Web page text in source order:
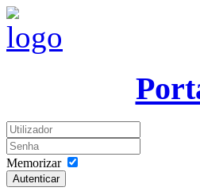
Memorizar
Autenticar